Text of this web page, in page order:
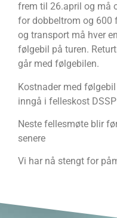
frem til 26.april og må
for dobbeltrom og 600
og transport må hver
følgebil på turen.
går med følgebilen.
Kostnader med
inngå i felleskost DSSP
Neste fellesmøte blir
senere
Vi har nå stengt for